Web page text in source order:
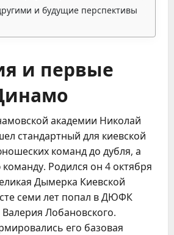
и будущие перспективы
и первые
академии Николай
стандартный для киевской
команд до дубля, а
Родился он 4 октября
Дымерка Киевской
семи лет попал в ДЮФК
Лобановского.
его базовая